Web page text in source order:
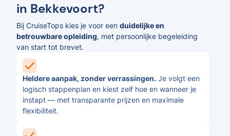
in Bekkevoort?
Bij CruiseTops kies je voor een duidelijke en
betrouwbare opleiding, met persoonlijke begeleiding
van start tot brevet.
Heldere aanpak, zonder verrassingen. Je volgt een
logisch stappenplan en kiest zelf hoe en wanneer je
instapt — met transparante prijzen en maximale
flexibiliteit.